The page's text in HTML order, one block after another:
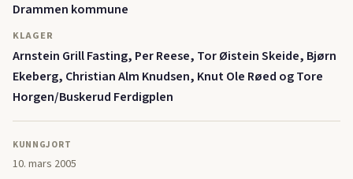
Drammen kommune
KLAGER
Arnstein Grill Fasting, Per Reese, Tor Øistein Skeide, Bjørn
Ekeberg, Christian Alm Knudsen, Knut Ole Røed og Tore
Horgen/Buskerud Ferdigplen
KUNNGJORT
10. mars 2005